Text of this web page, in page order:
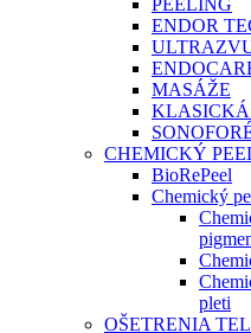
PEELING
ENDOR
MASÁŽE
CHEMICKÝ
BioRePeel
Chemický
pleti
OŠETRENIA